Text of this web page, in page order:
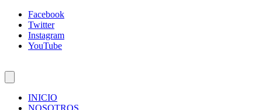
Facebook
Twitter
Instagram
YouTube
INICIO
NOSOTROS